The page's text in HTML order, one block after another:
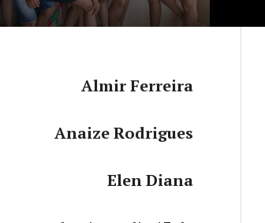
Almir Ferreira
Anaize Rodrigues
Elen Diana